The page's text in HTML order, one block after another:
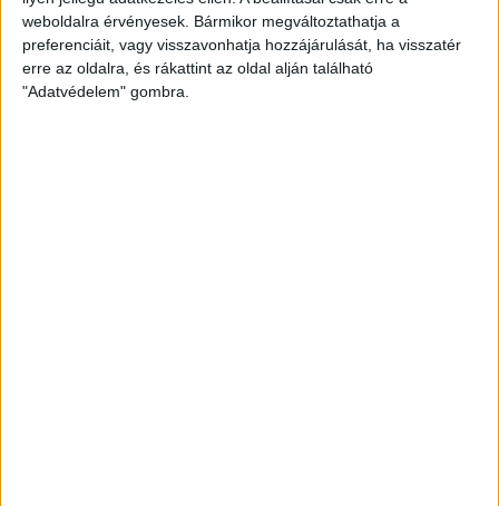
weboldalra érvényesek. Bármikor megváltoztathatja a
preferenciáit, vagy visszavonhatja hozzájárulását, ha visszatér
erre az oldalra, és rákattint az oldal alján található
"Adatvédelem" gombra.
Ez a termék jelenleg nincs készleten és nem megvásárolható.
Cikkszám:N/A Kategóriák:Egyéb, Utcai ruházat